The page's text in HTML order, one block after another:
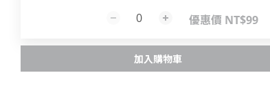
優惠價 NT$99
加入購物車